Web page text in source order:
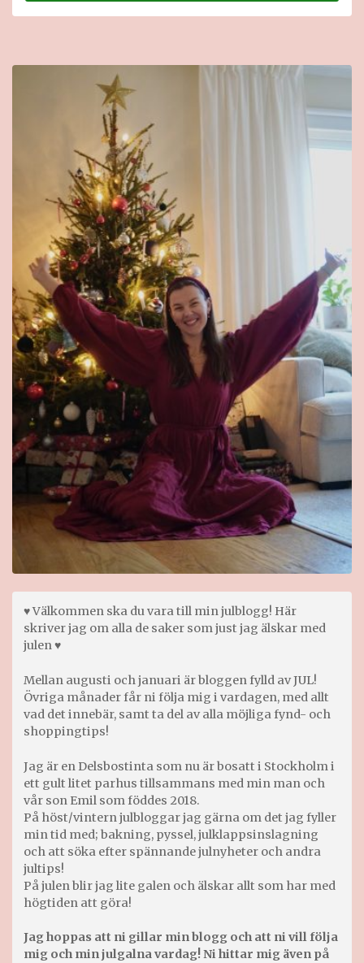
♥ Välkommen ska du vara till min julblogg! Här
skriver jag om alla de saker som just jag älskar med
julen ♥
Mellan augusti och januari är bloggen fylld av JUL!
Övriga månader får ni följa mig i vardagen, med allt
vad det innebär, samt ta del av alla möjliga fynd- och
shoppingtips!
Jag är en Delsbostinta som nu är bosatt i Stockholm i
ett gult litet parhus tillsammans med min man och
vår son Emil som föddes 2018.
På höst/vintern julbloggar jag gärna om det jag fyller
min tid med; bakning, pyssel, julklappsinslagning
och att söka efter spännande julnyheter och andra
jultips!
På julen blir jag lite galen och älskar allt som har med
högtiden att göra!
Jag hoppas att ni gillar min blogg och att ni vill följa
mig och min julgalna vardag! Ni hittar mig även på